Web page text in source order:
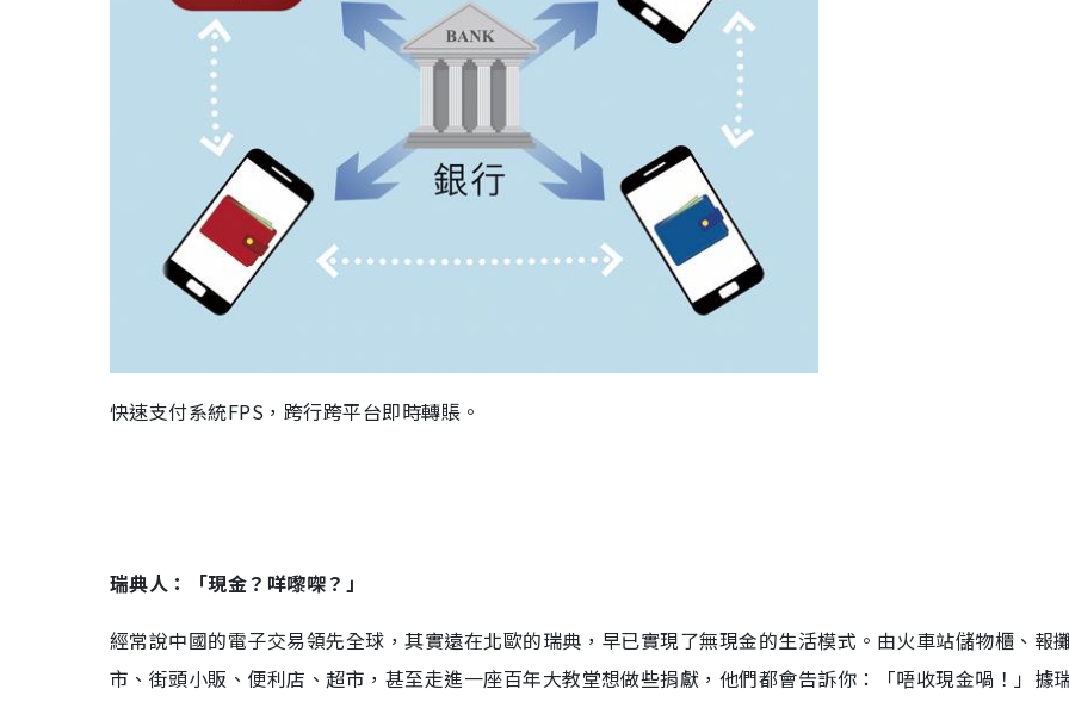
快速支付系統FPS ，跨行跨平台即時轉賬。
瑞典人：「現金？咩嚟㗎？」
經常說中國的電子交易領先全球，其實遠在北歐的瑞典，早已實現了無現金的生活模式。由火車站儲物櫃、報
市、街頭小販、便利店、超市，甚至走進一座百年大教堂想做些捐獻，他們都會告訴你：「唔收現金喎！」據